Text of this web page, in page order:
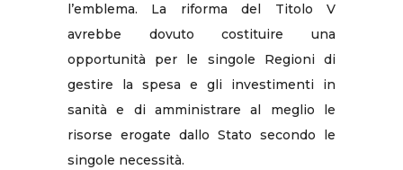
l’emblema. La riforma del Titolo V
avrebbe dovuto costituire una
opportunità per le singole Regioni di
gestire la spesa e gli investimenti in
sanità e di amministrare al meglio le
risorse erogate dallo Stato secondo le
singole necessità.